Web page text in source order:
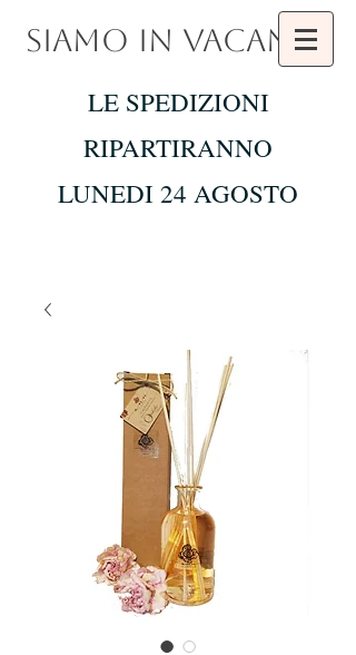
SIAMO IN VACANZA
LE SPEDIZIONI
RIPARTIRANNO
LUNEDI 24 AGOSTO